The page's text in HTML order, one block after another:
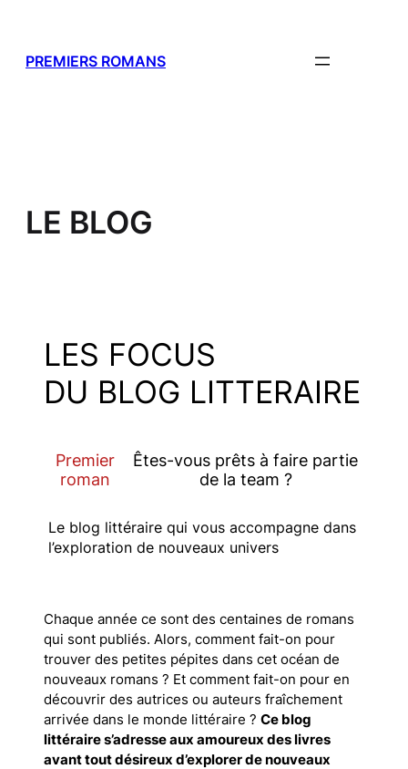
contenu
PREMIERS ROMANS
LE BLOG
LES FOCUS
DU BLOG LITTERAIRE
Premier
roman
Êtes-vous prêts à faire partie
de la team ?
Le blog littéraire qui vous accompagne dans
l’exploration de nouveaux univers
Chaque année ce sont des centaines de romans
qui sont publiés. Alors, comment fait-on pour
trouver des petites pépites dans cet océan de
nouveaux romans ? Et comment fait-on pour en
découvrir des autrices ou auteurs fraîchement
arrivée dans le monde littéraire ? Ce blog
littéraire s’adresse aux amoureux des livres
avant tout désireux d’explorer de nouveaux